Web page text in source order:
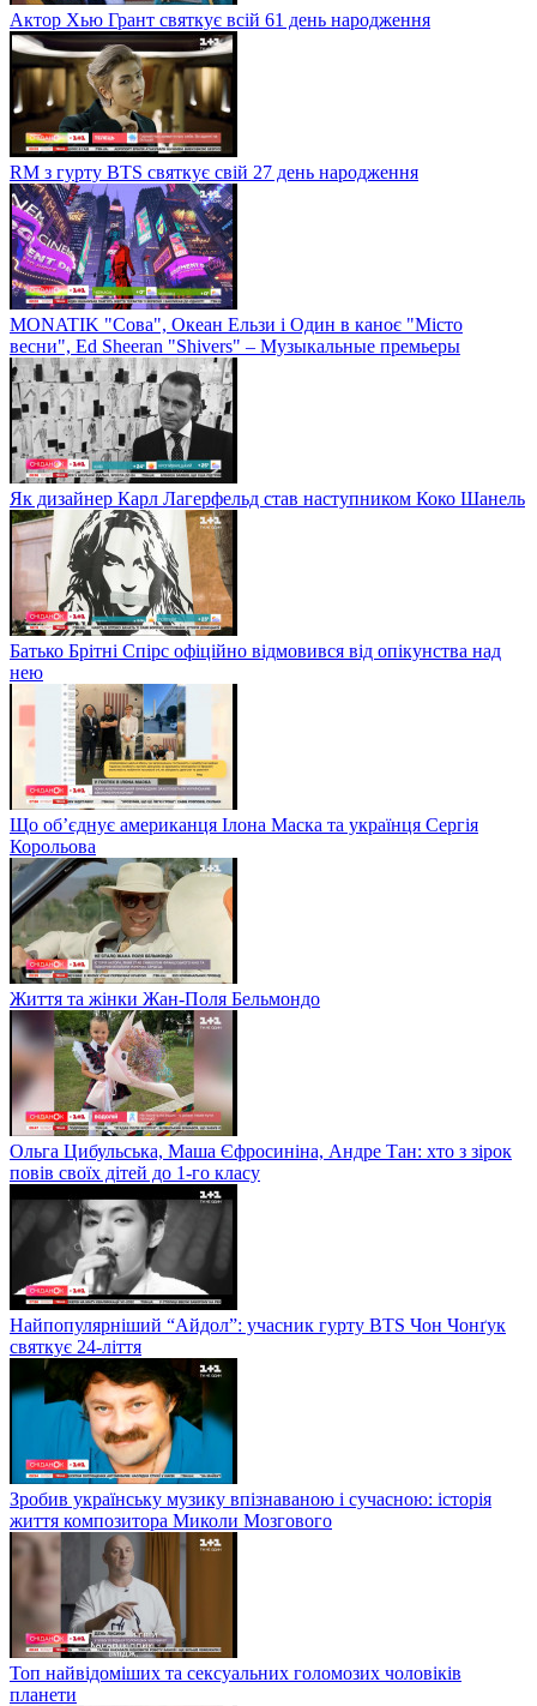
Актор Хью Грант святкує всій 61 день народження
RM з гурту BTS святкує свій 27 день народження
MONATIK "Сова", Океан Ельзи і Один в каноє "Місто
весни", Ed Sheeran "Shivers" – Музыкальные премьеры
Як дизайнер Карл Лагерфельд став наступником Коко Шанель
Батько Брітні Спірс офіційно відмовився від опікунства над
нею
Що об’єднує американця Ілона Маска та українця Сергія
Корольова
Життя та жінки Жан-Поля Бельмондо
Ольга Цибульська, Маша Єфросиніна, Андре Тан: хто з зірок
повів своїх дітей до 1-го класу
Найпопулярніший “Айдол”: учасник гурту BTS Чон Чонґук
святкує 24-ліття
Зробив українську музику впізнаваною і сучасною: історія
життя композитора Миколи Мозгового
Топ найвідоміших та сексуальних голомозих чоловіків
планети